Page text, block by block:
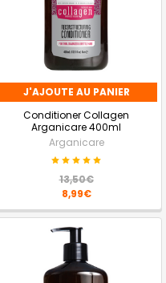
J'AJOUTE AU PANIER
Conditioner Collagen
Arganicare 400ml
Arganicare
13,50€
8,99€